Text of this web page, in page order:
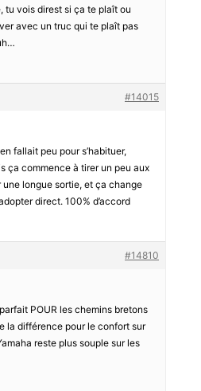
tu vois direst si ça te plaît ou
avec un truc qui te plaît pas
#14015
fallait peu pour s’habituer,
ça commence à tirer un peu aux
une longue sortie, et ça change
direct. 100% d’accord
#14810
POUR les chemins bretons
la différence pour le confort sur
reste plus souple sur les